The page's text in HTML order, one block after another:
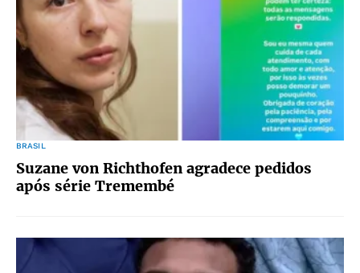
BRASIL
Suzane von Richthofen agradece pedidos
após série Tremembé